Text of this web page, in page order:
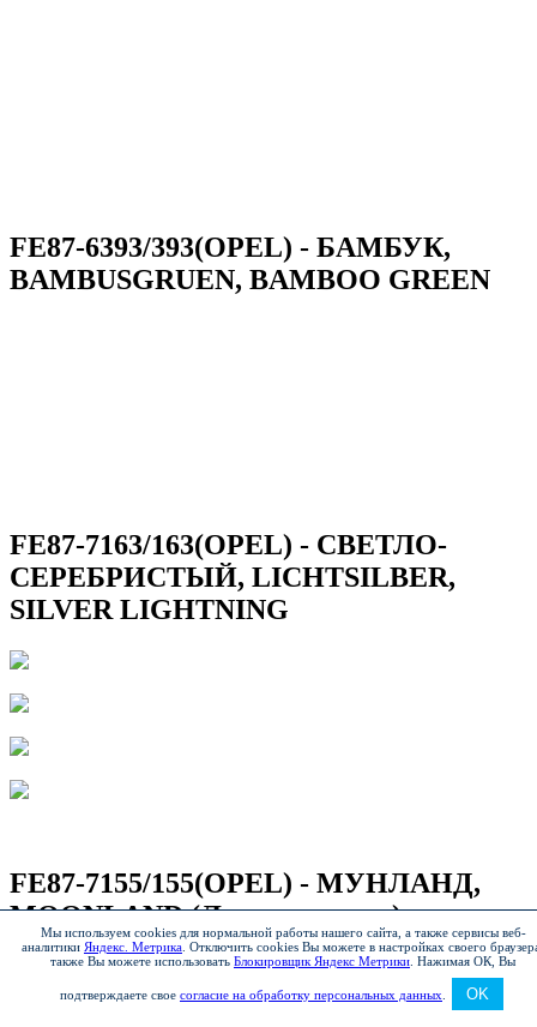
FE87-6393/393(OPEL) - БАМБУК,
BAMBUSGRUEN, BAMBOO GREEN
FE87-7163/163(OPEL) - СВЕТЛО-
СЕРЕБРИСТЫЙ, LICHTSILBER,
SILVER LIGHTNING
FE87-7155/155(OPEL) - МУНЛАНД,
MOONLAND (Лунная дорога)
Мы используем cookies для нормальной работы нашего сайта, а также сервисы веб-
аналитики Яндекс. Метрика Отключить cookies Вы можете в настройках своего
также Вы можете использовать Блокировщик Яндекс Метрики Нажимая ОК, Вы
подтверждаете свое согласие на обработку персональных данных OK